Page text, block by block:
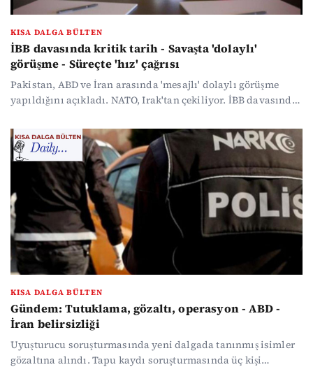
KISA DALGA BÜLTEN
İBB davasında kritik tarih - Savaşta 'dolaylı'
görüşme - Süreçte 'hız' çağrısı
Pakistan, ABD ve İran arasında 'mesajlı' dolaylı görüşme
yapıldığını açıkladı. NATO, Irak'tan çekiliyor. İBB davasında
Bahçeli'ye 'hız' yanıtı geldi. Gazetecilerden ortak açıklama
yaptı: "Gazeteciler düşman değildir..." Haber yoğunluğunda
kaybolmak istemeyenler için gündemin öne çıkan
başlıklarını özetledik...
KISA DALGA BÜLTEN
Gündem: Tutuklama, gözaltı, operasyon - ABD -
İran belirsizliği
Uyuşturucu soruşturmasında yeni dalgada tanınmış isimler
gözaltına alındı. Tapu kaydı soruşturmasında üç kişi